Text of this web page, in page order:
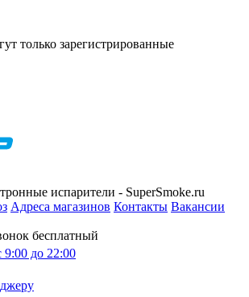
только зарегистрированные
испарители - SuperSmoke.ru
Адреса магазинов Контакты Вакансии
бесплатный
9:00 до 22:00